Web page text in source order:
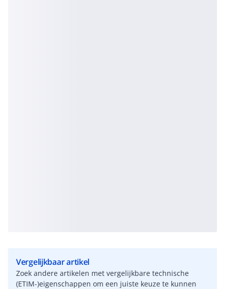
Vergelijkbaar artikel
Zoek andere artikelen met vergelijkbare technische
(ETIM-)eigenschappen om een juiste keuze te kunnen